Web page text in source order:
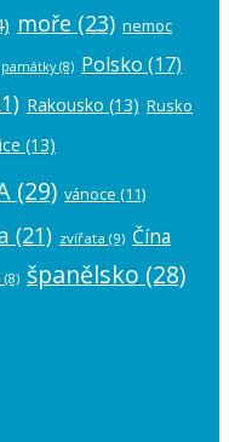
moře (23) nemoc
památky(8) Polsko (17)
Rakousko (13) Rusko
(13)
(29) vánoce (11)
(21) zvířata (9) Čína
(8) španělsko (28)